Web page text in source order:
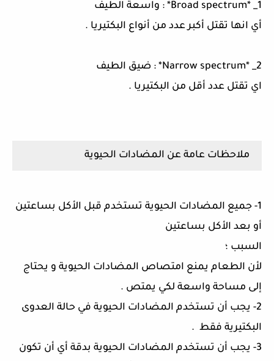
1_ *Broad spectrum* : واسعة الطيف
أي انها تقتل أكبر عدد من أنواع البكتيريا .
2_ *Narrow spectrum* : ضيق الطيف
اي تقتل عدد أقل من البكتيريا .
ملاحظات عامة عن المضادات الحيوية
1- جميع المضادات الحيوية تستخدم قبل الأكل بساعتين
أو بعد الأكل بساعتين
السبب ؛
لأن الطعام يمنع امتصاص المضادات الحيوية و يحتاج
إلى مساحة واسعة لكي يمتص .
2- يجب أن تستخدم المضادات الحيوية في حالة العدوى
البكتيرية فقط .
3- يجب أن تستخدم المضادات الحيوية بدقة أي أن تكون